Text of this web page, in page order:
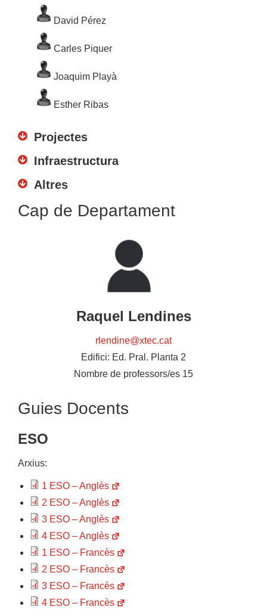
David Pérez
Carles Piquer
Joaquim Playà
Esther Ribas
Projectes
Infraestructura
Altres
Cap de Departament
Raquel Lendines
rlendine@xtec.cat
Edifici: Ed. Pral. Planta 2
Nombre de professors/es 15
Guies Docents
ESO
Arxius:
1 ESO – Anglès
2 ESO – Anglès
3 ESO – Anglès
4 ESO – Anglès
1 ESO – Francès
2 ESO – Francès
3 ESO – Francès
4 ESO – Francès